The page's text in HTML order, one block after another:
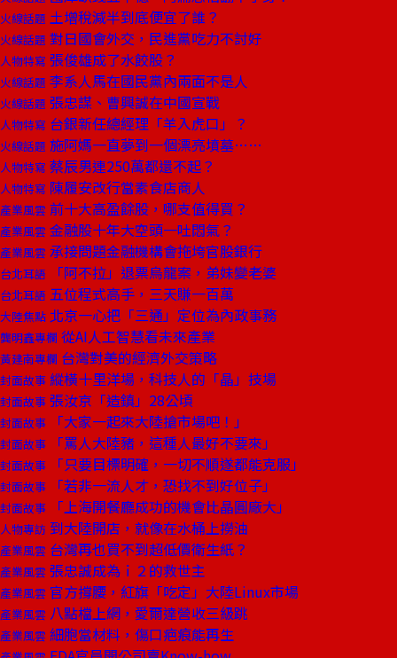
火線話題 土增稅減半到底便宜了誰？
火線話題 對日國會外交，民進黨吃力不討好
人物特寫 張俊雄成了水餃股？
火線話題 李系人馬在國民黨內兩面不是人
火線話題 張忠謀、曹興誠在中國宣戰
人物特寫 台銀新任總經理「羊入虎口」？
火線話題 施阿媽一直夢到一個漂亮墳墓……
人物特寫 蔡辰男連250萬都還不起？
人物特寫 陳履安改行當素食店商人
產業風雲 前十大高盈餘股，哪支值得買？
產業風雲 金融股十年大空頭一吐悶氣？
產業風雲 承接問題金融機構會拖垮官股銀行
台北耳語 「阿不拉」退票烏龍案，弟妹變老婆
台北耳語 五位程式高手，三天賺一百萬
大陸焦點 北京一心把「三通」定位為內政事務
龔明鑫專欄 從AI人工智慧看未來產業
黃建南專欄 台灣對美的經濟外交策略
封面故事 縱橫十里洋場，科技人的「晶」技場
封面故事 張汝京「造鎮」28公頃
封面故事 「大家一起來大陸搶市場吧！」
封面故事 「罵人大陸豬，這種人最好不要來」
封面故事 「只要目標明確，一切不順遂都能克服」
封面故事 「若非一流人才，恐找不到好位子」
封面故事 「上海開餐廳成功的機會比晶圓廠大」
人物專訪 到大陸開店，就像在水桶上撈油
產業風雲 台灣再也買不到超低價衛生紙？
產業風雲 張忠誠成為ｉ２的救世主
產業風雲 官方撐腰，紅旗「吃定」大陸Linux市場
產業風雲 八點檔上網，愛爾達營收三級跳
產業風雲 細胞當材料，傷口疤痕能再生